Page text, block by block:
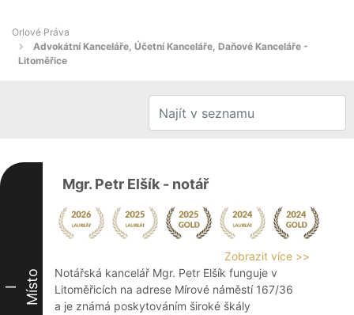
Orlové Práva
Advokátní Kanceláře, Účetní Kanceláře, Daňové Kanceláře -
Litoměřice
I Místo
Mgr. Petr Elšík - notář
Zobrazit více >>
Notářská kancelář Mgr. Petr Elšík funguje v
Litoměřicích na adrese Mírové náměstí 167/36
a je známá poskytováním široké škály